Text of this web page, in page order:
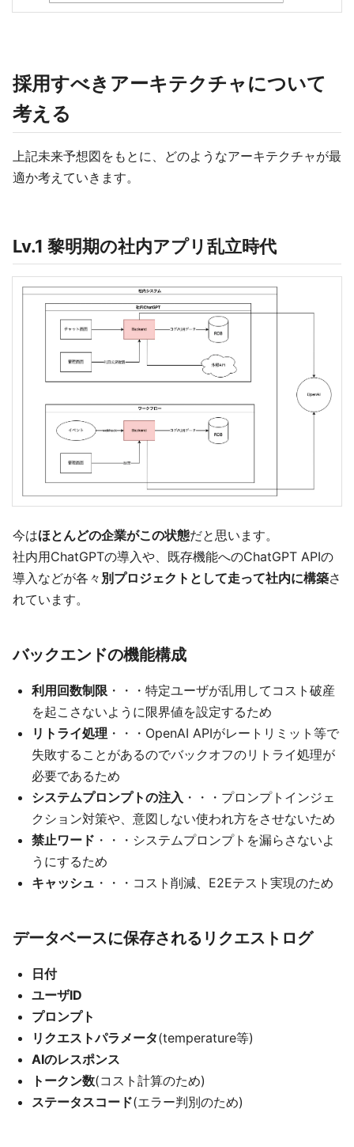
採用すべきアーキテクチャについて
考える
上記未来予想図をもとに、どのようなアーキテクチャが最
適か考えていきます。
Lv.1 黎明期の社内アプリ乱立時代
今はほとんどの企業がこの状態だと思います。
社内用ChatGPTの導入や、既存機能へのChatGPT APIの
導入などが各々 別プロジェクトとして走って社内に構築さ
れています。
バックエンドの機能構成
利用回数制限 ・・・特定ユーザが乱用してコスト破産
を起こさないように限界値を設定するため
リトライ処理 ・・・OpenAI APIがレートリミット等で
失敗することがあるのでバックオフのリトライ処理が
必要であるため
システムプロンプトの注入 ・・・プロンプトインジェ
クション対策や、意図しない使われ方をさせないため
禁止ワード ・・・システムプロンプトを漏らさないよ
うにするため
キャッシュ ・・・コスト削減、E2Eテスト実現のため
データベースに保存されるリクエストログ
日付
ユーザID
プロンプト
リクエストパラメータ(temperature等)
AIのレスポンス
トークン数(コスト計算のため)
ステータスコード(エラー判別のため)